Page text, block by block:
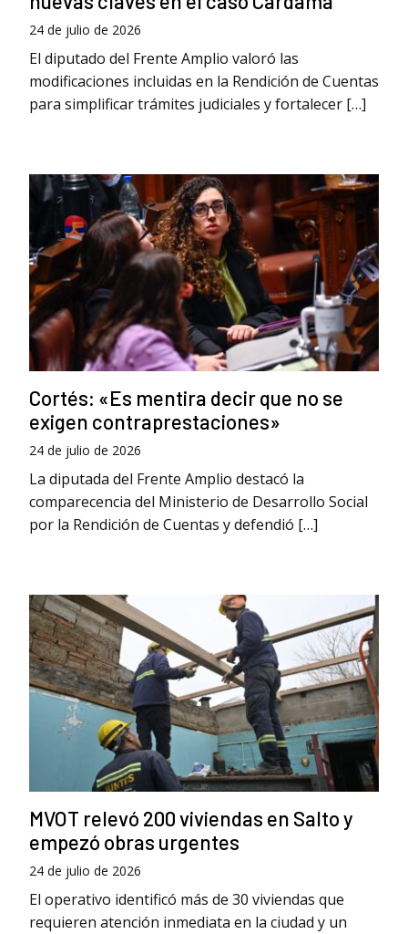
24 de julio de 2026
El diputado del Frente Amplio valoró las
modificaciones incluidas en la Rendición de Cuentas
para simplificar trámites judiciales y fortalecer […]
Cortés: «Es mentira decir que no se
exigen contraprestaciones»
24 de julio de 2026
La diputada del Frente Amplio destacó la
comparecencia del Ministerio de Desarrollo Social
por la Rendición de Cuentas y defendió […]
MVOT relevó 200 viviendas en Salto y
empezó obras urgentes
24 de julio de 2026
El operativo identificó más de 30 viviendas que
requieren atención inmediata en la ciudad y un